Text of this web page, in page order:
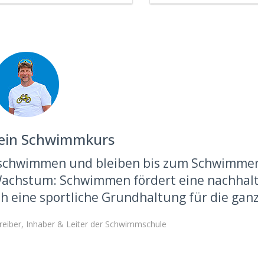
Schwimmkurs
und bleiben bis zum
Schwimmen fördert eine
eine sportliche Grundhaltung für die
Inhaber & Leiter der Schwimmschule